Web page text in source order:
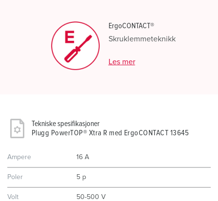
ErgoCONTACT®
Skruklemmeteknikk
Les mer
Tekniske spesifikasjoner
Plugg PowerTOP® Xtra R med ErgoCONTACT 13645
Ampere 16 A
Poler 5 p
Volt 50-500 V